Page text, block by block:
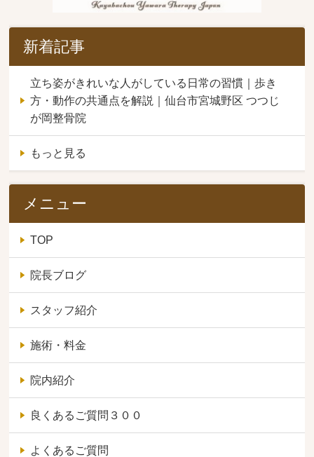
新着記事
立ち姿がきれいな人がしている日常の習慣｜歩き
方・動作の共通点を解説｜仙台市宮城野区 つつじ
が岡整骨院
もっと見る
メニュー
TOP
院長ブログ
スタッフ紹介
施術・料金
院内紹介
良くあるご質問３００
よくあるご質問